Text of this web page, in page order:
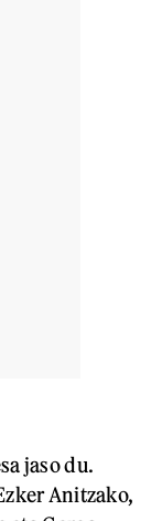
jaso du.
Anitzako,